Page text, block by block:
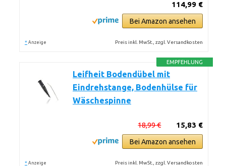
114,99 €
Bei Amazon ansehen
* Anzeige Preis inkl. MwSt., zzgl. Versandkosten
EMPFEHLUNG
Leifheit Bodendübel mit
Eindrehstange, Bodenhülse für
Wäschespinne
15,83 €
18,99 €
Bei Amazon ansehen
* Anzeige Preis inkl. MwSt., zzgl. Versandkosten